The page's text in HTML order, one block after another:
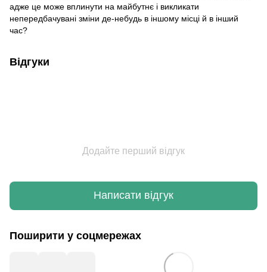
адже це може вплинути на майбутнє і викликати
непередбачувані зміни де-небудь в іншому місці й в інший
час?
Відгуки
Додайте перший відгук
Написати відгук
Поширити у соцмережах